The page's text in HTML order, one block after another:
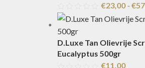
€23,00 - €
D.Luxe Tan Olievrije
Eucalyptus 500gr
€11,00